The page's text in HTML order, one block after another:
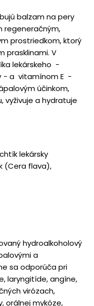
balzam na pery
regeneračným,
prostriedkom, ktorý
prasklinami. V
lekárskeho -
- a vitamínom E -
účinkom,
vyživuje a hydratuje
lekársky
(Cera flava),
hydroalkoholový
a
sa odporúča pri
laryngitíde, angíne,
virózach,
orálnej mykóze,